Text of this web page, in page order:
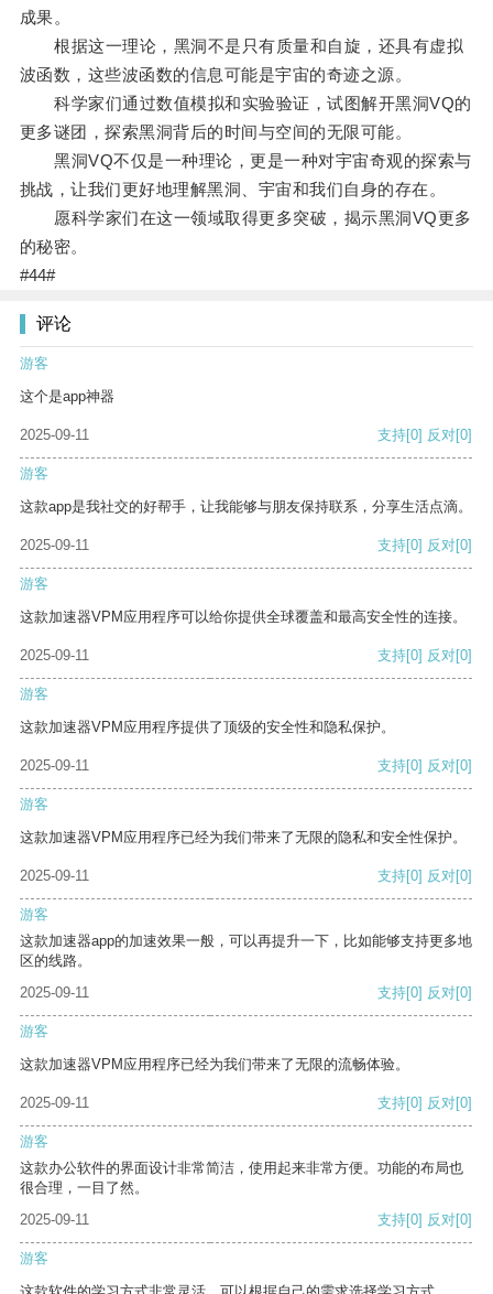
成果。
根据这一理论，黑洞不是只有质量和自旋，还具有虚拟
波函数，这些波函数的信息可能是宇宙的奇迹之源。
科学家们通过数值模拟和实验验证，试图解开黑洞VQ的
更多谜团，探索黑洞背后的时间与空间的无限可能。
黑洞VQ不仅是一种理论，更是一种对宇宙奇观的探索与
挑战，让我们更好地理解黑洞、宇宙和我们自身的存在。
愿科学家们在这一领域取得更多突破，揭示黑洞VQ更多
的秘密。
#44#
评论
游客
这个是app神器
2025-09-11 支持[0] 反对[0]
游客
这款app是我社交的好帮手，让我能够与朋友保持联系，分享生活点滴。
2025-09-11 支持[0] 反对[0]
游客
这款加速器VPM应用程序可以给你提供全球覆盖和最高安全性的连接。
2025-09-11 支持[0] 反对[0]
游客
这款加速器VPM应用程序提供了顶级的安全性和隐私保护。
2025-09-11 支持[0] 反对[0]
游客
这款加速器VPM应用程序已经为我们带来了无限的隐私和安全性保护。
2025-09-11 支持[0] 反对[0]
游客
这款加速器app的加速效果一般，可以再提升一下，比如能够支持更多地
区的线路。
2025-09-11
支持[0] 反对[0]
游客
这款加速器VPM应用程序已经为我们带来了无限的流畅体验。
2025-09-11 支持[0] 反对[0]
游客
这款办公软件的界面设计非常简洁，使用起来非常方便。功能的布局也
很合理，一目了然。
2025-09-11
支持[0] 反对[0]
游客